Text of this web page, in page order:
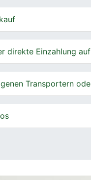
direkte Einzahlung
Transportern